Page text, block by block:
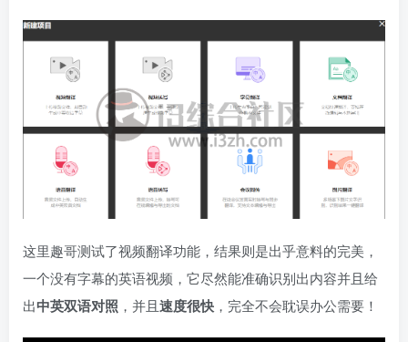
这里趣哥测试了视频翻译功能，结果则是出乎意料的完美，
一个没有字幕的英语视频，它尽然能准确识别出内容并且给
出中英双语对照 ，并且速度很快 ，完全不会耽误办公需要！